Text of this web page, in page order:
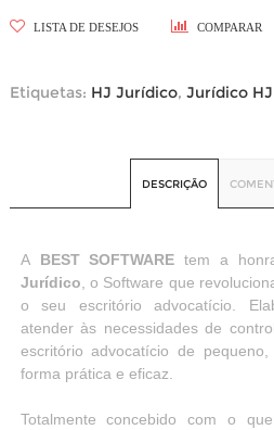
LISTA DE DESEJOS COMPARAR
Etiquetas: HJ Jurídico, Jurídico HJ
DESCRIÇÃO
A BEST SOFTWARE tem a
Jurídico , o Software que
o seu escritório advocatício.
atender às necessidades de
escritório advocatício de
forma prática e eficaz.
Totalmente concebido com o